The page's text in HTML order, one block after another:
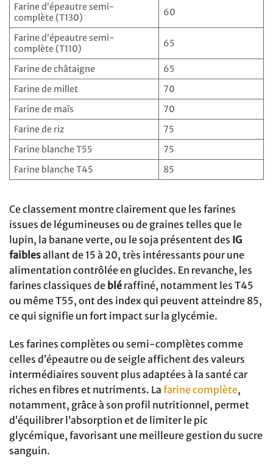
Farine d’épeautre semi-
complète (T130)
60
Farine d’épeautre semi-
complète (T110)
65
Farine de châtaigne
65
Farine de millet
70
Farine de maïs
70
Farine de riz
75
Farine blanche T55
75
Farine blanche T45
85
Ce classement montre clairement que les farines
issues de légumineuses ou de graines telles que le
lupin, la banane verte, ou le soja présentent des IG
faiblesallant de 15 à 20, très intéressants pour une
alimentation contrôlée en glucides. En revanche, les
farines classiques de blé raffiné, notamment les T45
ou même T55, ont des index qui peuvent atteindre 85,
ce qui signifie un fort impact sur la glycémie.
Les farines complètes ou semi-complètes comme
celles d’épeautre ou de seigle affichent des valeurs
intermédiaires souvent plus adaptées à la santé car
riches en fibres et nutriments. La farine complète,
notamment, grâce à son profil nutritionnel, permet
d’équilibrer l’absorption et de limiter le pic
glycémique, favorisant une meilleure gestion du sucre
sanguin.